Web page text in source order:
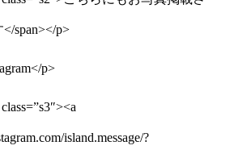
span></p>
p>
island.message/?